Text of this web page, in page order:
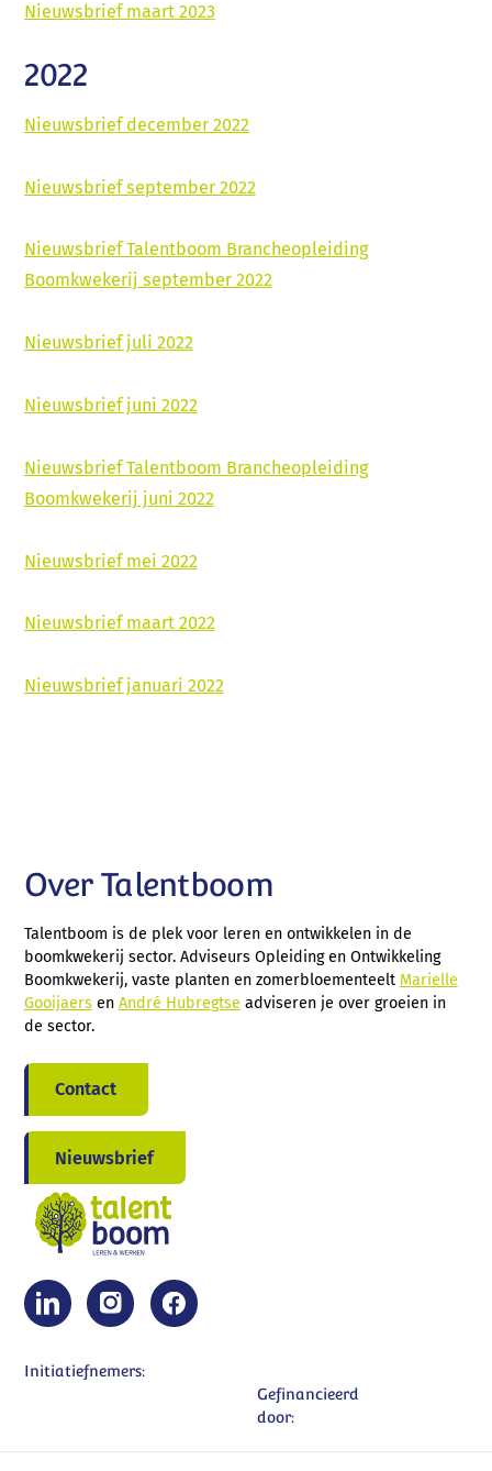
Nieuwsbrief maart 2023
2022
Nieuwsbrief december 2022
Nieuwsbrief september 2022
Nieuwsbrief Talentboom Brancheopleiding
Boomkwekerij september 2022
Nieuwsbrief juli 2022
Nieuwsbrief juni 2022
Nieuwsbrief Talentboom Brancheopleiding
Boomkwekerij juni 2022
Nieuwsbrief mei 2022
Nieuwsbrief maart 2022
Nieuwsbrief januari 2022
Over Talentboom
Talentboom is de plek voor leren en ontwikkelen in de
boomkwekerij sector. Adviseurs Opleiding en Ontwikkeling
Boomkwekerij, vaste planten en zomerbloementeelt Marielle
Gooijaersen André Hubregtse adviseren je over groeien in
de sector.
Contact
Nieuwsbrief
Initiatiefnemers:
Gefinancieerd
door: